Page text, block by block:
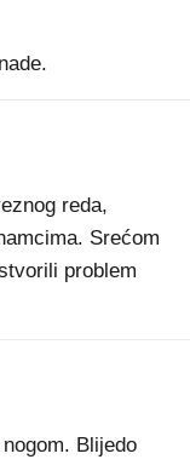
reda,
Srećom
problem
Blijedo